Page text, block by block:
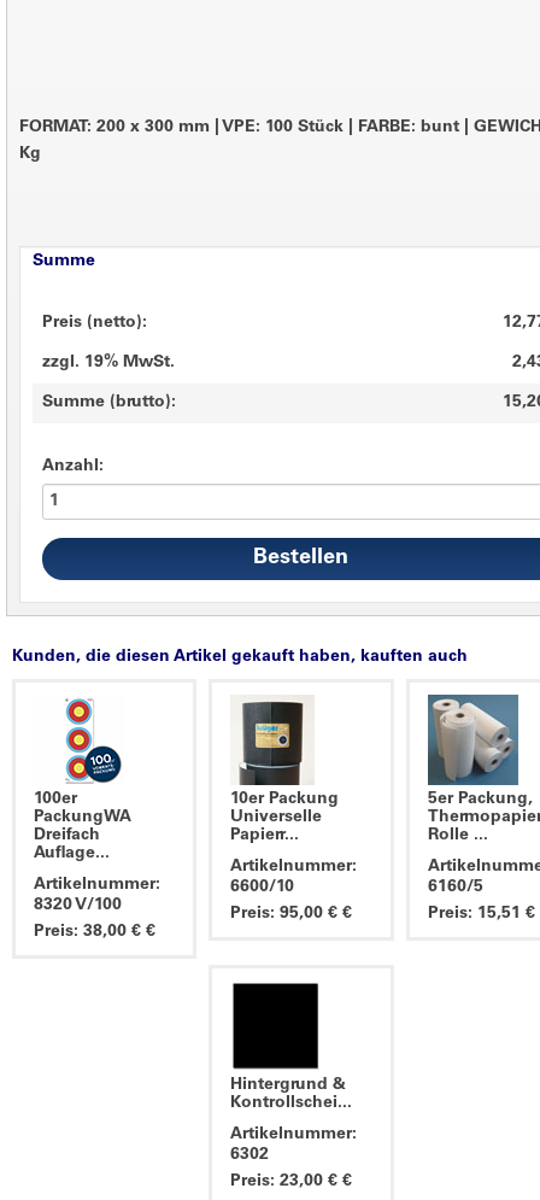
FORMAT: 200 x 300 mm VPE: 100 Stück FARBE: bunt
Kg
Summe
Preis (netto):
zzgl. 19% MwSt.
Summe (brutto):
Anzahl:
Kunden, die diesen Artikel gekauft haben, kauften auch
100er
PackungWA
Dreifach
Auflage...
Artikelnummer:
8320 V/100
Preis: 38,00 € €
10er Packung
Universelle
Papierr...
Artikelnummer:
6600/10
Preis: 95,00 € €
5er Packung,
Rolle ...
6160/5
Preis: 15,51 €
Hintergrund &
Kontrollschei...
Artikelnummer:
6302
Preis: 23,00 € €